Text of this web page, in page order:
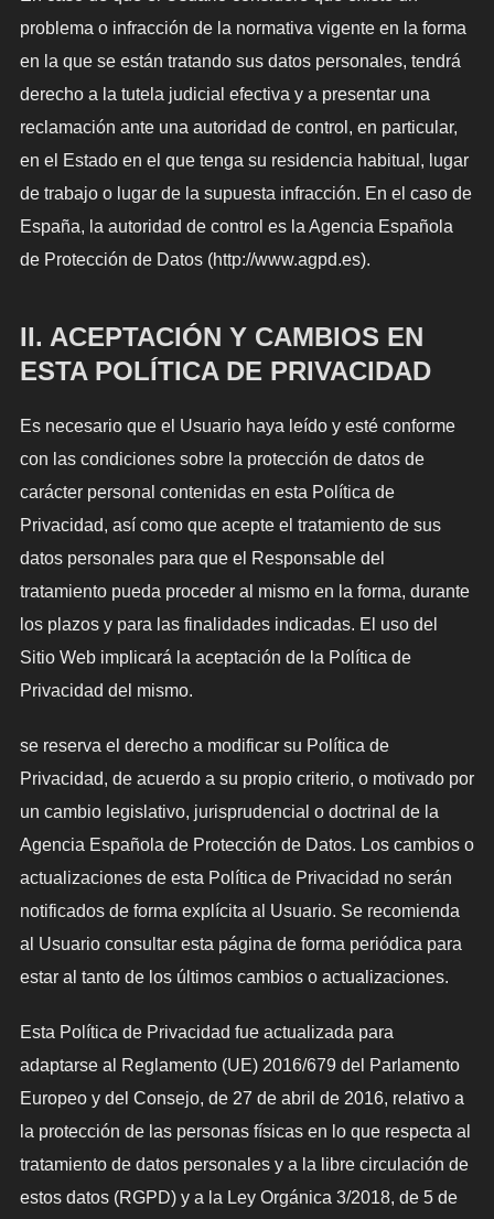
problema o infracción de la normativa vigente en la forma
en la que se están tratando sus datos personales, tendrá
derecho a la tutela judicial efectiva y a presentar una
reclamación ante una autoridad de control, en particular,
en el Estado en el que tenga su residencia habitual, lugar
de trabajo o lugar de la supuesta infracción. En el caso de
España, la autoridad de control es la Agencia Española
de Protección de Datos (http://www.agpd.es).
II. ACEPTACIÓN Y CAMBIOS EN
ESTA POLÍTICA DE PRIVACIDAD
Es necesario que el Usuario haya leído y esté conforme
con las condiciones sobre la protección de datos de
carácter personal contenidas en esta Política de
Privacidad, así como que acepte el tratamiento de sus
datos personales para que el Responsable del
tratamiento pueda proceder al mismo en la forma, durante
los plazos y para las finalidades indicadas. El uso del
Sitio Web implicará la aceptación de la Política de
Privacidad del mismo.
se reserva el derecho a modificar su Política de
Privacidad, de acuerdo a su propio criterio, o motivado por
un cambio legislativo, jurisprudencial o doctrinal de la
Agencia Española de Protección de Datos. Los cambios o
actualizaciones de esta Política de Privacidad no serán
notificados de forma explícita al Usuario. Se recomienda
al Usuario consultar esta página de forma periódica para
estar al tanto de los últimos cambios o actualizaciones.
Esta Política de Privacidad fue actualizada para
adaptarse al Reglamento (UE) 2016/679 del Parlamento
Europeo y del Consejo, de 27 de abril de 2016, relativo a
la protección de las personas físicas en lo que respecta al
tratamiento de datos personales y a la libre circulación de
estos datos (RGPD) y a la Ley Orgánica 3/2018, de 5 de